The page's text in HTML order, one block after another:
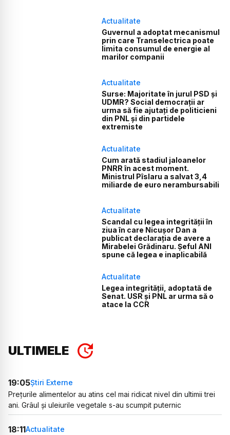
Actualitate
Guvernul a adoptat mecanismul
prin care Transelectrica poate
limita consumul de energie al
marilor companii
Actualitate
Surse: Majoritate în jurul PSD și
UDMR? Social democrații ar
urma să fie ajutați de politicieni
din PNL și din partidele
extremiste
Actualitate
Cum arată stadiul jaloanelor
PNRR în acest moment.
Ministrul Pîslaru a salvat 3,4
miliarde de euro nerambursabili
Actualitate
Scandal cu legea integrității în
ziua în care Nicușor Dan a
publicat declarația de avere a
Mirabelei Grădinaru. Șeful ANI
spune că legea e inaplicabilă
Actualitate
Legea integrității, adoptată de
Senat. USR și PNL ar urma să o
atace la CCR
ULTIMELE
19:05Știri Externe
Prețurile alimentelor au atins cel mai ridicat nivel din ultimii trei
ani. Grâul și uleiurile vegetale s-au scumpit puternic
18:11Actualitate